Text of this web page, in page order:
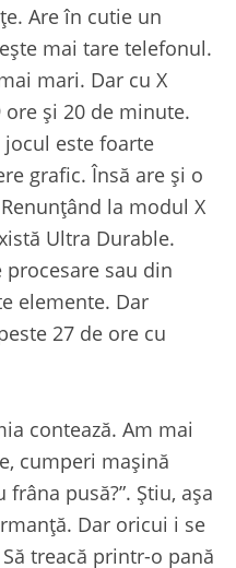
Are în cutie un
mai tare telefonul.
mari. Dar cu X
și 20 de minute.
este foarte
grafic. Însă are și o
la modul X
Ultra Durable.
sau din
elemente. Dar
27 de ore cu
contează. Am mai
cumperi mașină
pusă?”. Știu, așa
Dar oricui i se
treacă printr-o pană